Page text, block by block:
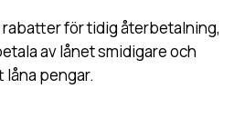
för tidig återbetalning,
av lånet smidigare och
låna pengar.